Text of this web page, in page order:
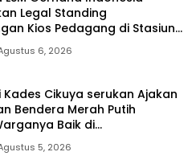
Legal Standing
Kios Pedagang di Stasiun
6, 2026
Kades Cikuya serukan Ajakan
Bendera Merah Putih
Baik di
dan Perumahan
5, 2026